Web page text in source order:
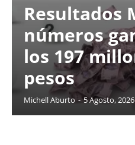
Resultados
números
los 197
pesos
Michell Aburto - 5 Agosto, 2026